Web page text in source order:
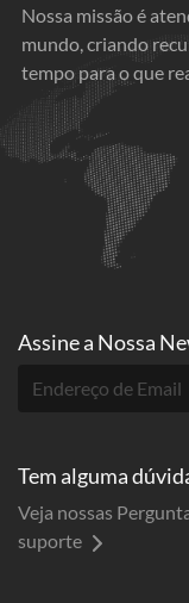
Nossa missão é
mundo, criando
tempo para o que
Assine a Nossa
Tem alguma
Veja nossas
suporte